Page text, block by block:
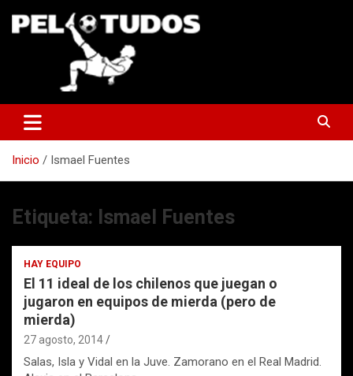
Inicio Ismael Fuentes
Etiqueta: Ismael Fuentes
HAY EQUIPO
El 11 ideal de los chilenos que juegan o
jugaron en equipos de mierda (pero de
mierda)
27 agosto, 2014
Salas, Isla y Vidal en la Juve. Zamorano en el Real Madrid.